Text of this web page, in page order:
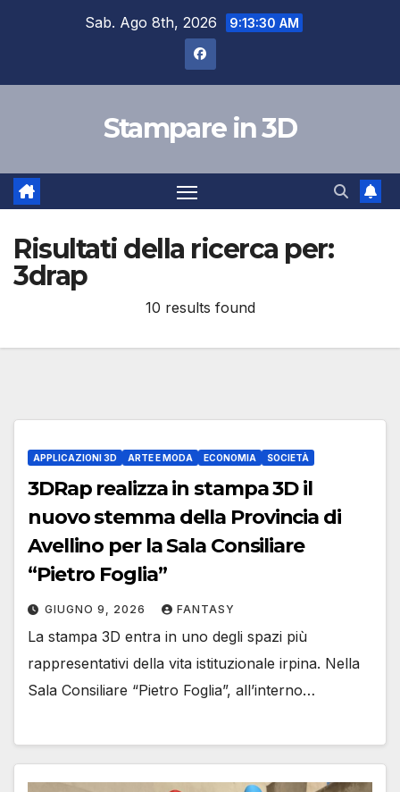
Sab. Ago 8th, 2026 9:13:31 AM
Stampare in 3D
Risultati della ricerca per:
3drap
10 results found
APPLICAZIONI 3D ARTE E MODA ECONOMIA SOCIETÀ
3DRap realizza in stampa 3D il
nuovo stemma della Provincia di
Avellino per la Sala Consiliare
“Pietro Foglia”
GIUGNO 9, 2026 FANTASY
La stampa 3D entra in uno degli spazi più
rappresentativi della vita istituzionale irpina. Nella
Sala Consiliare “Pietro Foglia”, all’interno…